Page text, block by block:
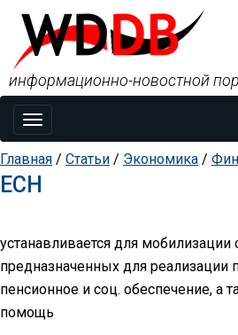
Toggle
navigation
информационно-новостной
Главная / Статьи / Экономика /
ЕСН
устанавливается для мобилизации
предназначенных для реализации
пенсионное и соц. обеспечение, а
помощь